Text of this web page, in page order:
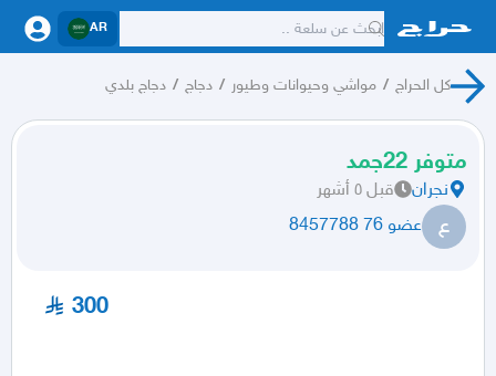
AR
كل الحراج / مواشي وحيوانات وطيور / دجاج / دجاج بلدي
متوفر 22جمد
نجران قبل ٥ أشهر
ع عضو 76 8457788
300